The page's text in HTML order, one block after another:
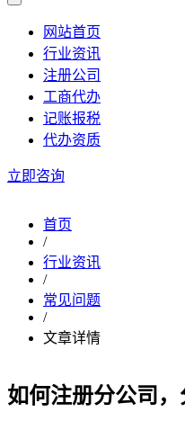
网站首页
行业资讯
注册公司
工商代办
记账报税
代办资质
立即咨询
首页
/
行业资讯
/
常见问题
/
文章详情
如何注册分公司